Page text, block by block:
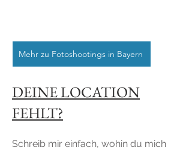
DEINE LOCATION
FEHLT?
Schreib mir einfach, wohin du mich
Mehr zu Fotoshootings in Bayern